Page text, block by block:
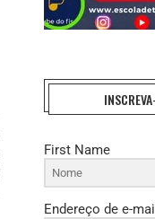
First Name
Endereço de e-mail